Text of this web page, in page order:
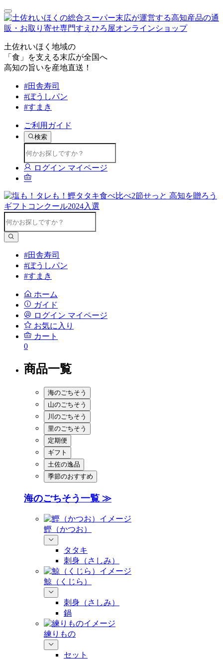
土佐れいほく地域の
「食」を支える末広が全国へ
高知の旨いを産地直送！
#田舎寿司
#ぼうしパン
#すまき
ご利用ガイド
検索
ログイン マイページ
#田舎寿司
#ぼうしパン
#すまき
ホーム
ガイド
ログイン マイページ
お気に入り
カート
0
商品一覧
海のごちそう
山のごちそう
川のごちそう
里のごちそう
定期便
ギフト
土佐の逸品
季節のおすすめ
海のごちそう一覧 ≫
鰹（かつお）
タタキ
刺身（さしみ）
鯨（くじら）
刺身（さしみ）
鍋
練りもの
セット